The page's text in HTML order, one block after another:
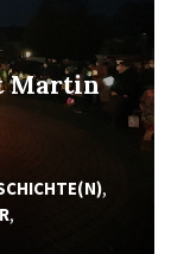
Martin
,
,